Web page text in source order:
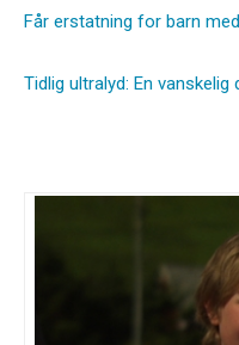
Får erstatning for barn
Tidlig ultralyd: En vanskelig